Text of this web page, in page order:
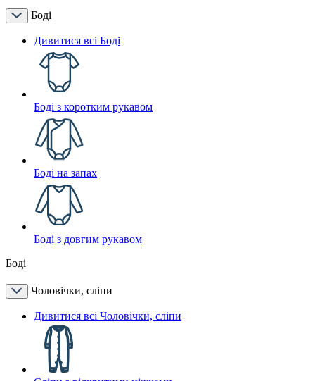
Боді
Дивитися всі Боді
Боді з коротким рукавом
Боді на запах
Боді з довгим рукавом
Боді
Чоловічки, сліпи
Дивитися всі Чоловічки, сліпи